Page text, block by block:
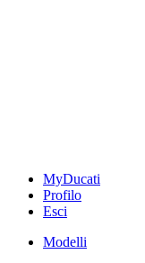
MyDucati
Profilo
Esci
Modelli